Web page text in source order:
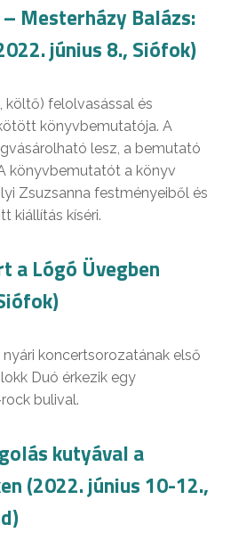
Mesterházy Balázs:
június 8., Siófok)
költő) felolvasással és
könyvbemutatója. A
lesz, a bemutató
könyvbemutatót a könyv
Zsuzsanna festményeiből és
kiállítás kíséri.
a Lógó Üvegben
koncertsorozatának első
Duó érkezik egy
bulival.
kutyával a
(2022. június 10-12.,